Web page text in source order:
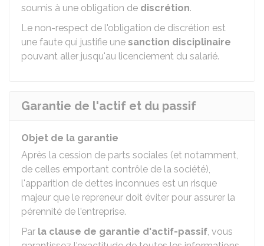
soumis à une obligation de discrétion.
Le non-respect de l'obligation de discrétion est
une faute qui justifie une sanction disciplinaire
pouvant aller jusqu'au licenciement du salarié.
Garantie de l'actif et du passif
Objet de la garantie
Après la cession de parts sociales (et notamment,
de celles emportant contrôle de la société),
l'apparition de dettes inconnues est un risque
majeur que le repreneur doit éviter pour assurer la
pérennité de l'entreprise.
Par la clause de garantie d'actif-passif, vous